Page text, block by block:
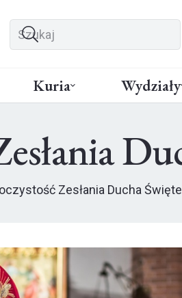
Kuria Wydziały
Zesłania Ducha